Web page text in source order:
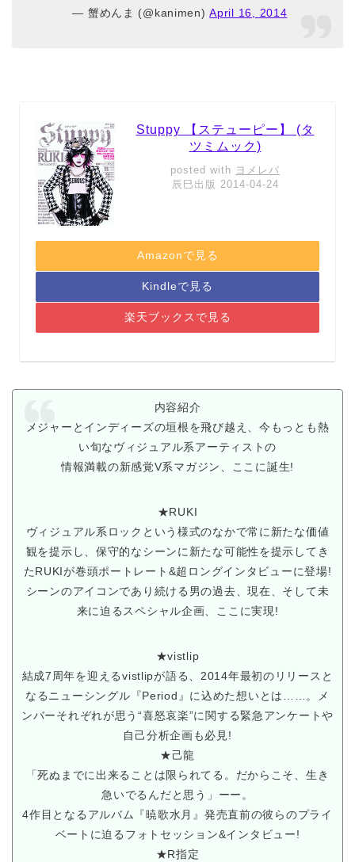
— 蟹めんま (@kanimen)April 16, 2014
Stuppy 【ステューピー】 (タ
ツミムック)
posted with ヨメレバ
辰巳出版 2014-04-24
Amazonで見る
Kindleで見る
楽天ブックスで見る
内容紹介
メジャーとインディーズの垣根を飛び越え、今もっとも熱
い旬なヴィジュアル系アーティストの
情報満載の新感覚V系マガジン、ここに誕生!
★RUKI
ヴィジュアル系ロックという様式のなかで常に新たな価値
観を提示し、保守的なシーンに新たな可能性を提示してき
たRUKIが巻頭ポートレート&超ロングインタビューに登場!
シーンのアイコンであり続ける男の過去、現在、そして未
来に迫るスペシャル企画、ここに実現!
★vistlip
結成7周年を迎えるvistlipが語る、2014年最初のリリースと
なるニューシングル『Period』に込めた想いとは……。メ
ンバーそれぞれが思う“喜怒哀楽”に関する緊急アンケートや
自己分析企画も必見!
★己龍
「死ぬまでに出来ることは限られてる。だからこそ、生き
急いでるんだと思う」ーー。
4作目となるアルバム『暁歌水月』発売直前の彼らのプライ
ベートに迫るフォトセッション&インタビュー!
★R指定